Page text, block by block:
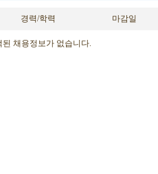
경력/학력 마감일
된 채용정보가 없습니다.